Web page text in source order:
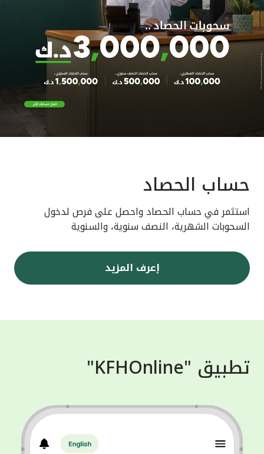
حساب الحصاد
استثمر في حساب الحصاد واحصل على فرص لدخول
السحوبات الشهرية، النصف سنوية، والسنوية
إعرف المزيد
تطبيق "KFHOnline"